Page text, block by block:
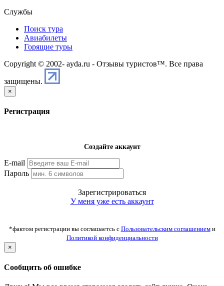
Службы
Поиск тура
Авиабилеты
Горящие туры
Copyright © 2002- ayda.ru - Отзывы туристов™. Все права
защищены.
×
Регистрация
Создайте аккаунт
E-mail
Пароль
Зарегистрироваться
У меня уже есть аккаунт
*фактом регистрации вы соглашаетсь с Пользовательским соглашениеми
Политикой конфиденциальности
×
Сообщить об ошибке